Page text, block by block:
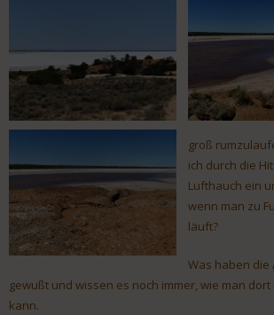
groß
ich durch die
Lufthauch ein
wenn man zu
läuft?
Was haben die
gewußt und wissen es noch immer, wie man
kann.